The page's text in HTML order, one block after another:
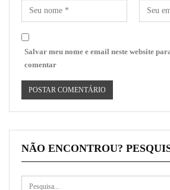
Salvar meu nome e email neste website
comentar
NÃO ENCONTROU?